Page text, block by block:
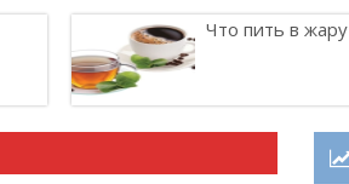
Что пить в жару